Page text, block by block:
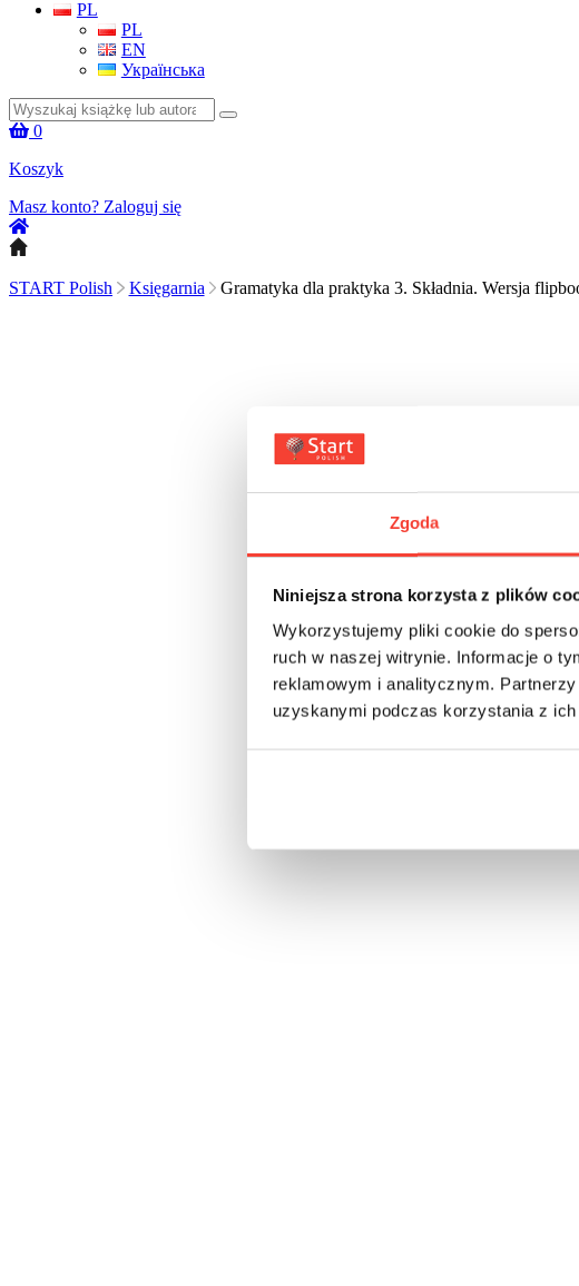
Zgoda
Niniejsza strona korzysta z plików
Wykorzystujemy pliki cookie do
ruch w naszej witrynie. Informacje o
reklamowym i analitycznym.
uzyskanymi podczas korzystania z ich
PL
PL
EN
Українська
Szukaj:
0
Koszyk
Masz konto? Zaloguj się
START Polish Księgarnia Gramatyka dla praktyka 3. Składnia. Wersja